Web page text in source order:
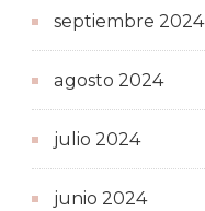
septiembre 2024
agosto 2024
julio 2024
junio 2024